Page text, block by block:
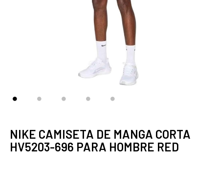
NIKE CAMISETA DE MANGA CORTA
HV5203-696 PARA HOMBRE RED